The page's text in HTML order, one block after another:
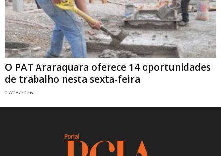
O PAT Araraquara oferece 14 oportunidades
de trabalho nesta sexta-feira
07/08/2026